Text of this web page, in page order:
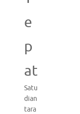
e
p
at
Satu
dian
tara